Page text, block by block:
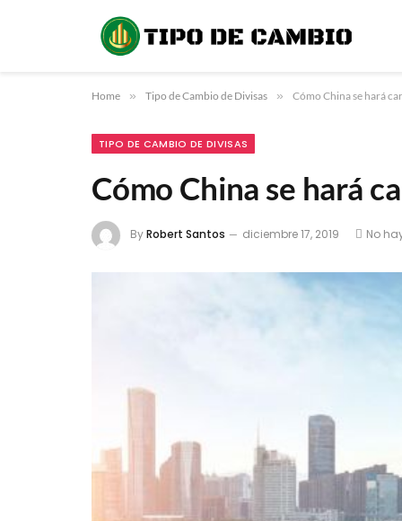
Home » Tipo de Cambio de Divisas » Cómo China se hará
TIPO DE CAMBIO DE DIVISAS
Cómo China se hará
ByRobert Santos diciembre 17, 2019 No